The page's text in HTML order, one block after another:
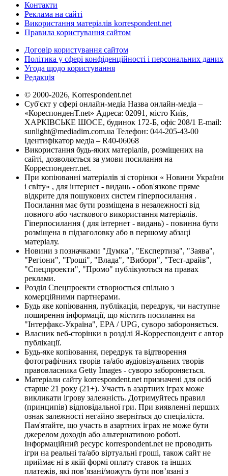
Контакти
Реклама на сайті
Використання матеріалів korrespondent.net
Правила користування сайтом
Договір користування сайтом
Політика у сфері конфіденційності і персональних даних
Угода щодо користування
Редакція
© 2000-2026, Korrespondent.net
Суб'єкт у сфері онлайн-медіа Назва онлайн-медіа –
«КореспонденТ.net» Адреса: 02091, місто Київ,
ХАРКІВСЬКЕ ШОСЕ, будинок 172-Б, офіс 208/1 E-mail:
sunlight@mediadim.com.ua Телефон: 044-205-43-00
Ідентифікатор медіа – R40-06068
Використання будь-яких матеріалів, розміщених на
сайті, дозволяється за умови посилання на
Корреспондент.net.
При копіюванні матеріалів зі сторінки « Новини України
і світу» , для інтернет - видань - обов'язкове пряме
відкрите для пошукових систем гіперпосилання .
Посилання має бути розміщена в незалежності від
повного або часткового використання матеріалів.
Гіперпосилання ( для інтернет - видань) - повинна бути
розміщена в підзаголовку або в першому абзаці
матеріалу.
Новини з позначками "Думка", "Експертиза", "Заява",
"Регіони", "Гроші", "Влада", "Вибори", "Тест-драйв",
"Спецпроекти", "Промо" публікуються на правах
реклами.
Розділ Спецпроекти створюється спільно з
комерційними партнерами.
Будь яке копіювання, публікація, передрук, чи наступне
поширення інформації, що містить посилання на
"Інтерфакс-Україна", EPA / UPG, суворо забороняється.
Власник веб-сторінки в розділі Я-Корреспондент є автор
публікації.
Будь-яке копіювання, передрук та відтворення
фотографічних творів та/або аудіовізуальних творів
правовласника Getty Images - суворо забороняється.
Матеріали сайту korrespondent.net призначені для осіб
старше 21 року (21+). Участь в азартних іграх може
викликати ігрову залежність. Дотримуйтесь правил
(принципів) відповідальної гри. При виявленні перших
ознак залежності негайно зверніться до спеціаліста.
Пам'ятайте, що участь в азартних іграх не може бути
джерелом доходів або альтернативою роботі.
Інформаційний ресурс korrespondent.net не проводить
ігри на реальні та/або віртуальні гроші, також сайт не
приймає ні в якій формі оплату ставок та інших
платежів, які пов’язані/можуть бути пов’язані з